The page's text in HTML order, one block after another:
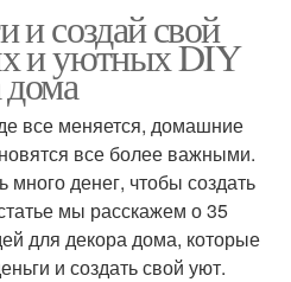
и создай свой
и уютных DIY
дома
все меняется, домашние
все более важными.
много денег, чтобы создать
мы расскажем о 35
для декора дома, которые
и создать свой уют.